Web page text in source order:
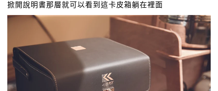
掀開說明書那層就可以看到這卡皮箱躺在裡面